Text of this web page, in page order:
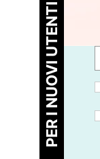
PER I NUOVI UTENTI